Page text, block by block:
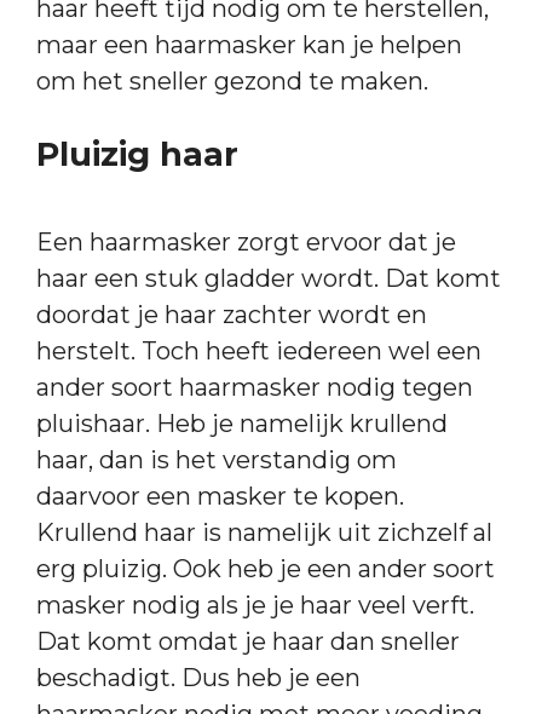
haar heeft tijd nodig om te herstellen,
maar een haarmasker kan je helpen
om het sneller gezond te maken.
Pluizig haar
Een haarmasker zorgt ervoor dat je
haar een stuk gladder wordt. Dat komt
doordat je haar zachter wordt en
herstelt. Toch heeft iedereen wel een
ander soort haarmasker nodig tegen
pluishaar. Heb je namelijk krullend
haar, dan is het verstandig om
daarvoor een masker te kopen.
Krullend haar is namelijk uit zichzelf al
erg pluizig. Ook heb je een ander soort
masker nodig als je je haar veel verft.
Dat komt omdat je haar dan sneller
beschadigt. Dus heb je een